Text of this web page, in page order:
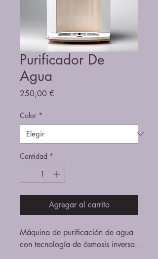
Purificador De
Agua
250,00 €
Color *
Cantidad *
Agregar al carrito
Máquina de purificación de agua
con tecnología de ósmosis inversa.